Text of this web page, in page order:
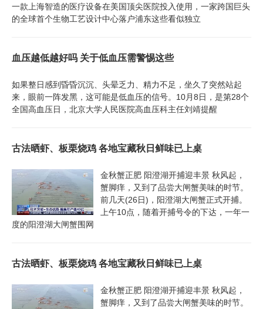
一款上海智造的医疗设备在美国顶尖医院投入使用，一家跨国巨头
的全球首个生物工艺设计中心落户浦东这些看似独立
血压越低越好吗 关于低血压需警惕这些
如果整日感到昏昏沉沉、头晕乏力、精力不足，坐久了突然站起
来，眼前一阵发黑，这可能是低血压的信号。10月8日，是第28个
全国高血压日，北京大学人民医院高血压科主任刘靖提醒
古法晒虾、板栗烧鸡 各地宝藏秋日鲜味已上桌
金秋蟹正肥 阳澄湖开捕迎丰景 秋风起，
蟹脚痒，又到了品尝大闸蟹美味的时节。
前几天(26日)，阳澄湖大闸蟹正式开捕。
上午10点，随着开捕号令的下达，一年一
度的阳澄湖大闸蟹围网
古法晒虾、板栗烧鸡 各地宝藏秋日鲜味已上桌
金秋蟹正肥 阳澄湖开捕迎丰景 秋风起，
蟹脚痒，又到了品尝大闸蟹美味的时节。